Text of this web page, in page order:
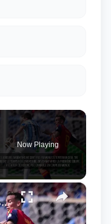
Now Playing
×
Retour en images sur la victoire de l'Espagne face à l'Argentine en finale de la Coupe du Monde.